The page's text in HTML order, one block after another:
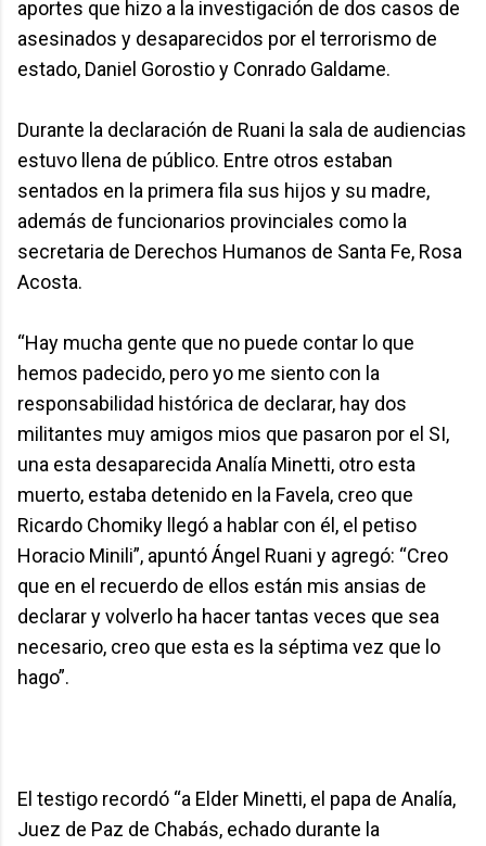
aportes que hizo a la investigación de dos casos de
asesinados y desaparecidos por el terrorismo de
estado, Daniel Gorostio y Conrado Galdame.
Durante la declaración de Ruani la sala de audiencias
estuvo llena de público. Entre otros estaban
sentados en la primera fila sus hijos y su madre,
además de funcionarios provinciales como la
secretaria de Derechos Humanos de Santa Fe, Rosa
Acosta.
“Hay mucha gente que no puede contar lo que
hemos padecido, pero yo me siento con la
responsabilidad histórica de declarar, hay dos
militantes muy amigos mios que pasaron por el SI,
una esta desaparecida Analía Minetti, otro esta
muerto, estaba detenido en la Favela, creo que
Ricardo Chomiky llegó a hablar con él, el petiso
Horacio Minili”, apuntó Ángel Ruani y agregó: “Creo
que en el recuerdo de ellos están mis ansias de
declarar y volverlo ha hacer tantas veces que sea
necesario, creo que esta es la séptima vez que lo
hago”.
El testigo recordó “a Elder Minetti, el papa de Analía,
Juez de Paz de Chabás, echado durante la